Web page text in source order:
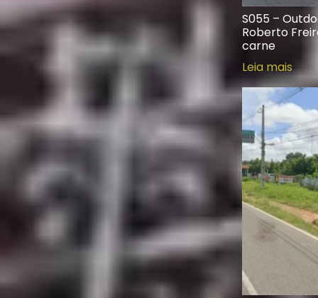
S055 –
Roberto
carne
Leia mais